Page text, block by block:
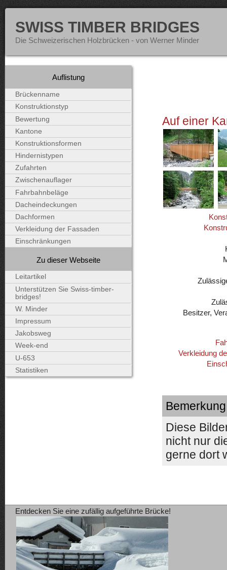
SWISS TIMBER BRIDGES
Die Schweizerischen Holzbrücken - von Werner Minder
Auf einer
Besitzer,
Verkleidung
Bemerkung
Diese
nicht nur
gerne dort
Auflistung
Brückenname
Konstruktionstyp
Bewertung
Kantone
Konstruktionsformen
Hindernistypen
Zufahrten
Zwischenauflager
Fahrbahnbeläge
Dacheindeckungen
Dachformen
Verkleidung der Fassaden
Einschränkungen
Zu dieser Webseite
Leitartikel
Unterstützen Sie Swiss-timber-
bridges!
W. Minder
Impressum
Jakobsweg
Week-end
U-653
Statistiken
Entdecken Sie eine zufällig aufgeführte Brücke!